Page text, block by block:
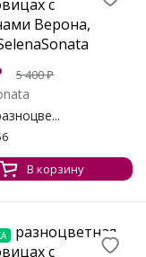
5 400₽
В корзину